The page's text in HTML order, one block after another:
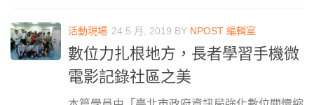
活動現場 24 5 月, 2019 BY NPOST 編輯室
數位力扎根地方，長者學習手機微
電影記錄社區之美